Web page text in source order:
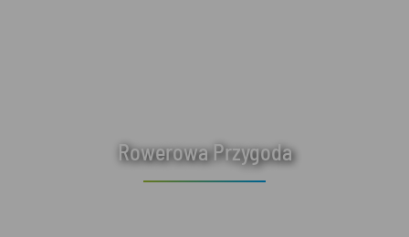
Rowerowa Przygoda